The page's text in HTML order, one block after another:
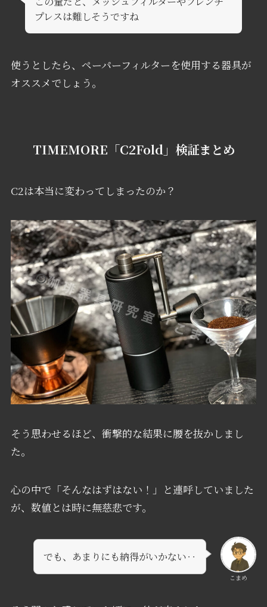
プレスは難しそうですね
使うとしたら、ペーパーフィルターを使用する器具が
オススメでしょう。
TIMEMORE「C2Fold」検証まとめ
C2は本当に変わってしまったのか？
そう思わせるほど、衝撃的な結果に腰を抜かしまし
た。
心の中で「そんなはずはない！」と連呼していました
が、数値とは時に無慈悲です。
こまめ
でも、あまりにも納得がいかない‥